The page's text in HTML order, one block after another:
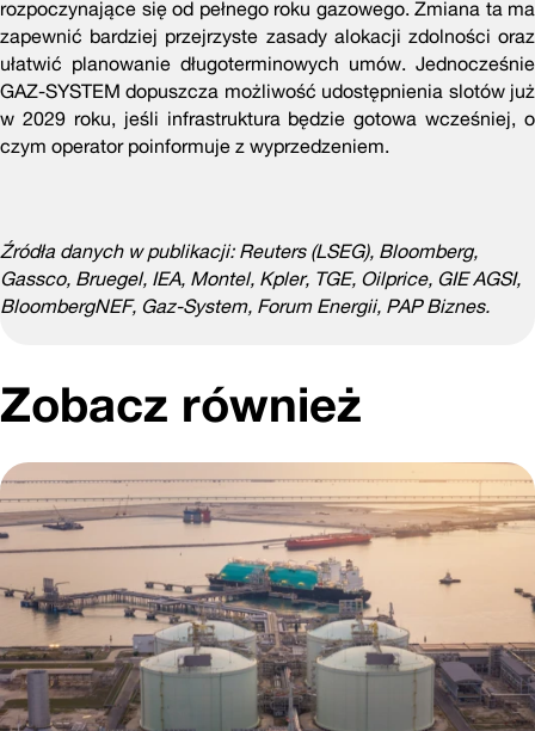
rozpoczynające się od pełnego roku gazowego. Zmiana ta ma
zapewnić bardziej przejrzyste zasady alokacji zdolności oraz
ułatwić planowanie długoterminowych umów. Jednocześnie
GAZ‑SYSTEM dopuszcza możliwość udostępnienia slotów już
w 2029 roku, jeśli infrastruktura będzie gotowa wcześniej, o
czym operator poinformuje z wyprzedzeniem.
Źródła danych w publikacji: Reuters (LSEG), Bloomberg,
Gassco, Bruegel, IEA, Montel, Kpler, TGE, Oilprice, GIE AGSI,
BloombergNEF, Gaz-System, Forum Energii, PAP Biznes.
Zobacz również